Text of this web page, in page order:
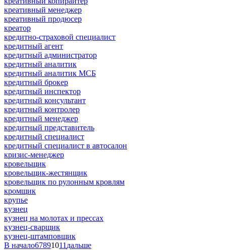
креативный менеджер
креативный продюсер
креатор
кредитно-страховой специалист
кредитный агент
кредитный администратор
кредитный аналитик
кредитный аналитик МСБ
кредитный брокер
кредитный инспектор
кредитный консультант
кредитный контролер
кредитный менеджер
кредитный представитель
кредитный специалист
кредитный специалист в автосалон
кризис-менеджер
кровельщик
кровельщик-жестянщик
кровельщик по рулонным кровлям
кромщик
крупье
кузнец
кузнец на молотах и прессах
кузнец-сварщик
кузнец-штамповщик
В начало67891011 дальше